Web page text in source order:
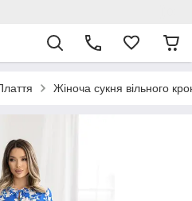
Жіноча сукня вільного